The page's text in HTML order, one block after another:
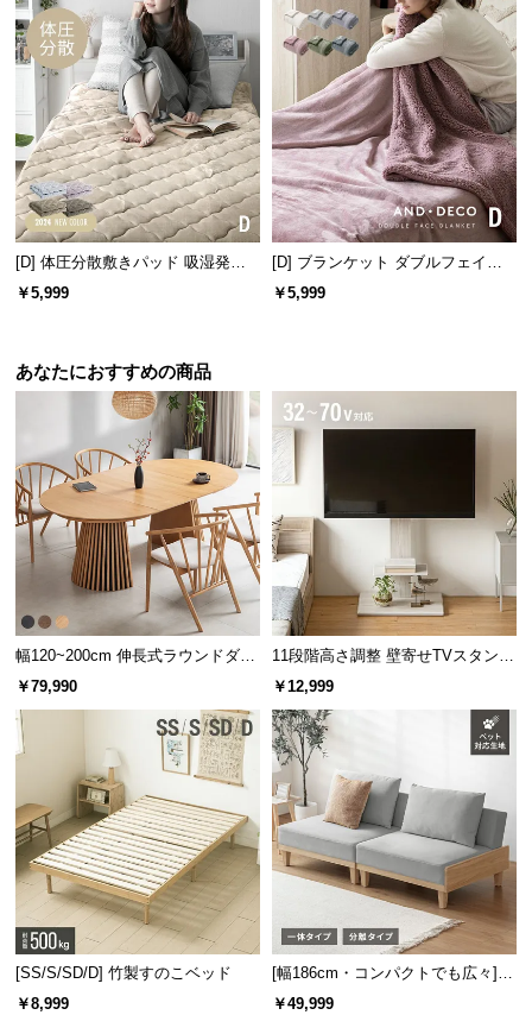
[D] 体圧分散敷きパッド 吸湿発熱
マイクロファイバー
￥5,999
[D] ブランケット ダブルフェイス
フランネル＆ボア生地
￥5,999
あなたにおすすめの商品
幅120~200cm 伸長式ラウンドダイ
ニングテーブル 6人掛け 天然木突
板 美しい格子デザイン
￥79,990
11段階高さ調整 壁寄せTVスタンド
キャスター付き 上下左右角度調節
￥12,999
[SS/S/SD/D] 竹製すのこベッド
￥8,999
[幅186cm・コンパクトでも広々] 3
人掛けソファベッド リクライニン
￥49,999